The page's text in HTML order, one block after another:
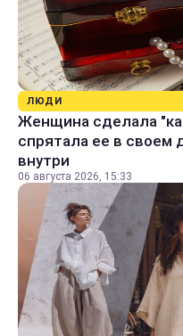
ЛЮДИ
Женщина сделала
спрятала ее в своем
внутри
06 августа 2026, 15:33